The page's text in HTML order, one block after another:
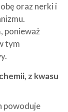
oraz nerki i
ponieważ
tym
z kwasu
powoduje